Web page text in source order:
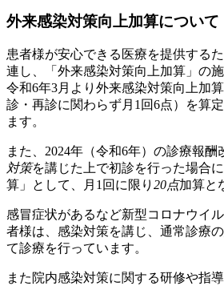
外来感染対策向上加算について
患者様が安心できる医療を提供する
連し、「外来感染対策向上加算」の
令和6年3月より外来感染対策向上加
診・再診に関わらず月1回6点）を算
ます。
また、2024年（令和6年）の診療報酬
対策を講じた上で初診を行った場合
算」として、月1回に限り 20点加算と
感冒症状があるなど新型コロナウイ
者様は、感染対策を講じ、通常診療
て診療を行っています。
また院内感染対策に関する研修や指